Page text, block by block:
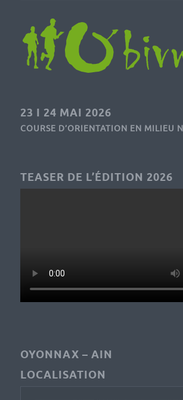
23 I 24 MAI 2026
COURSE D’ORIENTATION EN MILIEU
TEASER DE L’ÉDITION 2026
OYONNAX – AIN
LOCALISATION